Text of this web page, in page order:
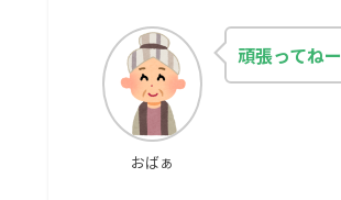
おばぁ
頑張ってねー